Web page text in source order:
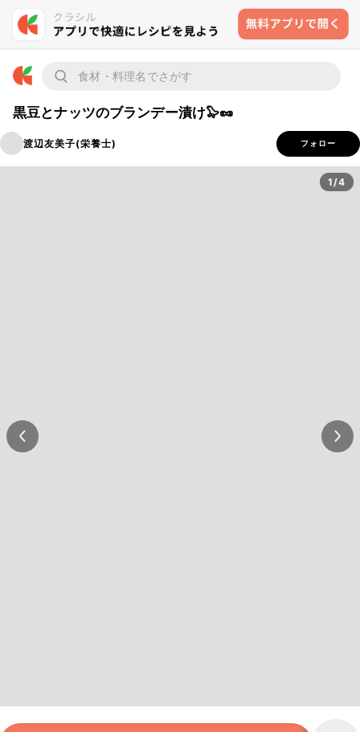
黒豆とナッツのブランデー漬け🦭🥜
渡辺友美子(栄養士) フォロー
1/4